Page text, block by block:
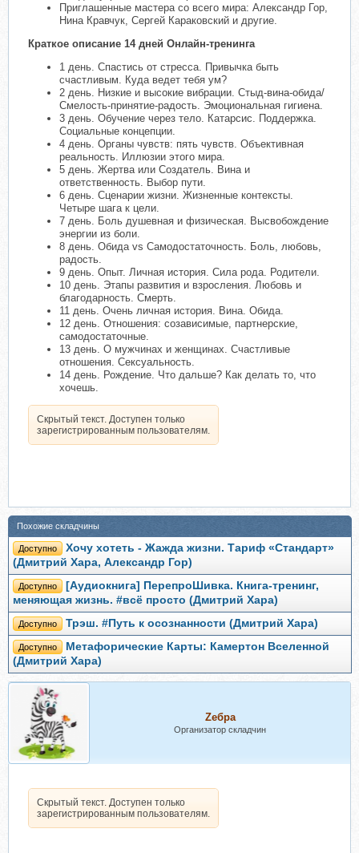
Приглашенные мастера со всего мира: Александр Гор,
Нина Кравчук, Сергей Караковский и другие.
Краткое описание 14 дней Онлайн-тренинга
1 день. Спастись от стресса. Привычка быть
счастливым. Куда ведет тебя ум?
2 день. Низкие и высокие вибрации. Стыд-вина-обида/
Смелость-принятие-радость. Эмоциональная гигиена.
3 день. Обучение через тело. Катарсис. Поддержка.
Социальные концепции.
4 день. Органы чувств: пять чувств. Объективная
реальность. Иллюзии этого мира.
5 день. Жертва или Создатель. Вина и
ответственность. Выбор пути.
6 день. Сценарии жизни. Жизненные контексты.
Четыре шага к цели.
7 день. Боль душевная и физическая. Высвобождение
энергии из боли.
8 день. Обида vs Самодостаточность. Боль, любовь,
радость.
9 день. Опыт. Личная история. Сила рода. Родители.
10 день. Этапы развития и взросления. Любовь и
благодарность. Смерть.
11 день. Очень личная история. Вина. Обида.
12 день. Отношения: созависимые, партнерские,
самодостаточные.
13 день. О мужчинах и женщинах. Счастливые
отношения. Сексуальность.
14 день. Рождение. Что дальше? Как делать то, что
хочешь.
Скрытый текст. Доступен только
зарегистрированным пользователям.
Похожие складчины
Доступно
Хочу хотеть - Жажда жизни. Тариф «Стандарт»
(Дмитрий Хара, Александр Гор)
Доступно
[Аудиокнига] ПерепроШивка. Книга-тренинг,
меняющая жизнь. #всё просто (Дмитрий Хара)
Доступно Трэш. #Путь к осознанности (Дмитрий Хара)
Доступно
Метафорические Карты: Камертон Вселенной
(Дмитрий Хара)
Zебра
Организатор складчин
Скрытый текст. Доступен только
зарегистрированным пользователям.